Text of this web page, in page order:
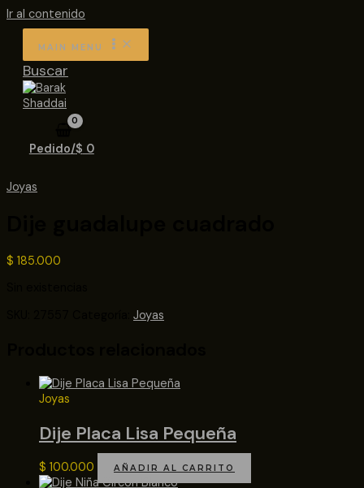
Ir al contenido
MAIN MENU
Buscar
Pedido/$ 0
Joyas
$ 185.000
Joyas
Joyas
Dije Placa Lisa Pequeña
$ 100.000 AÑADIR AL CARRITO